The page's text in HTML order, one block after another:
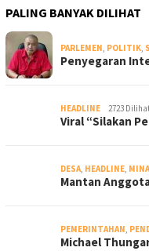
PALING BANYAK DILIHAT
PARLEMEN, POLITIK,
Penyegaran
HEADLINE 2723
Viral “Silakan
DESA, HEADLINE,
Mantan
PEMERINTAHAN,
Michael